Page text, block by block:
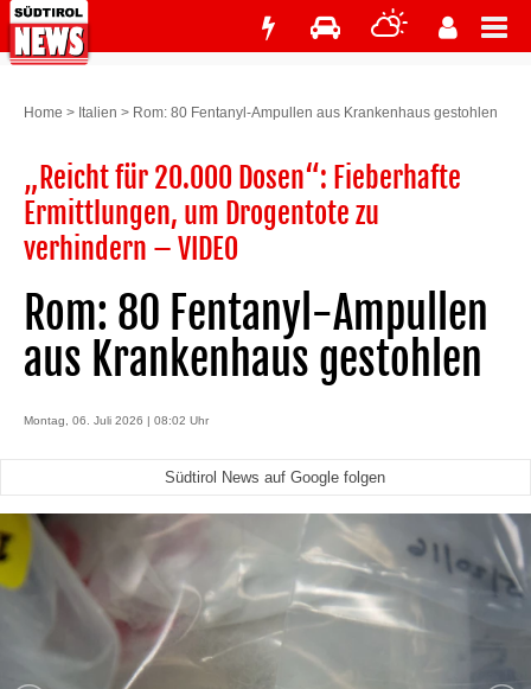
Home > Italien > Rom: 80 Fentanyl-Ampullen aus Krankenhaus gestohlen
„Reicht für 20.000 Dosen“: Fieberhafte
Ermittlungen, um Drogentote zu
verhindern – VIDEO
Rom: 80 Fentanyl-Ampullen
aus Krankenhaus gestohlen
Montag, 06. Juli 2026 | 08:02 Uhr
Südtirol News auf Google folgen